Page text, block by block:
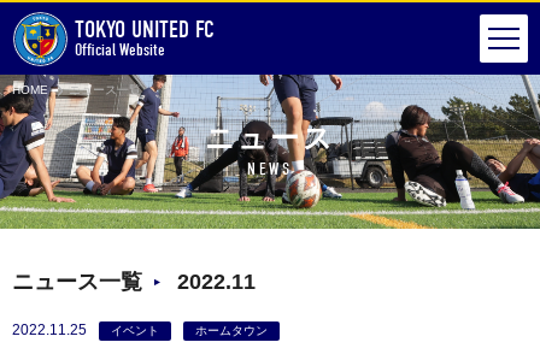
TOKYO UNITED FC
Official Website
HOME ニュース一覧
ニュース
NEWS
ニュース一覧 2022.11
2022.11.25 イベント ホームタウン